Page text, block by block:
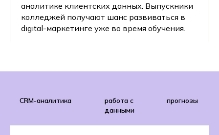
аналитике клиентских данных. Выпускники
колледжей получают шанс развиваться в
digital-маркетинге уже во время обучения.
CRM-аналитика
работа с
данными
прогнозы